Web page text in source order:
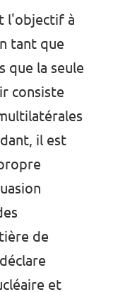
l'objectif à
tant que
que la seule
consiste
il est
de
et